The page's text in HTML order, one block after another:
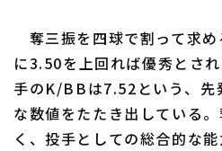
奪三振を四球で割って求
に3.50を上回れば優秀とさ
手のK/BBは7.52という、先
な数値をたたき出している
く、投手としての総合的な